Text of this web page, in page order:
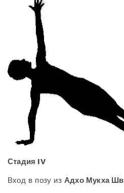
Стадия IV
Вход в позу из Адхо Мукха